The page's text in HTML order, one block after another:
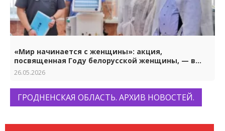
«Мир начинается с женщины»: акция,
посвященная Году белорусской женщины, — в
Гродно
26.05.2026
ГРОДНЕНСКАЯ ОБЛАСТЬ. АРХИВ НОВОСТЕЙ.